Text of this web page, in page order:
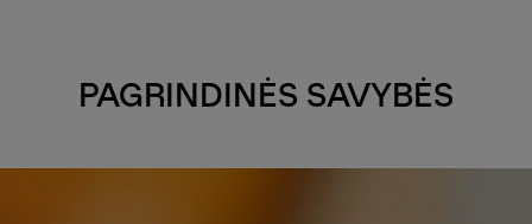
PAGRINDINĖS SAVYBĖS